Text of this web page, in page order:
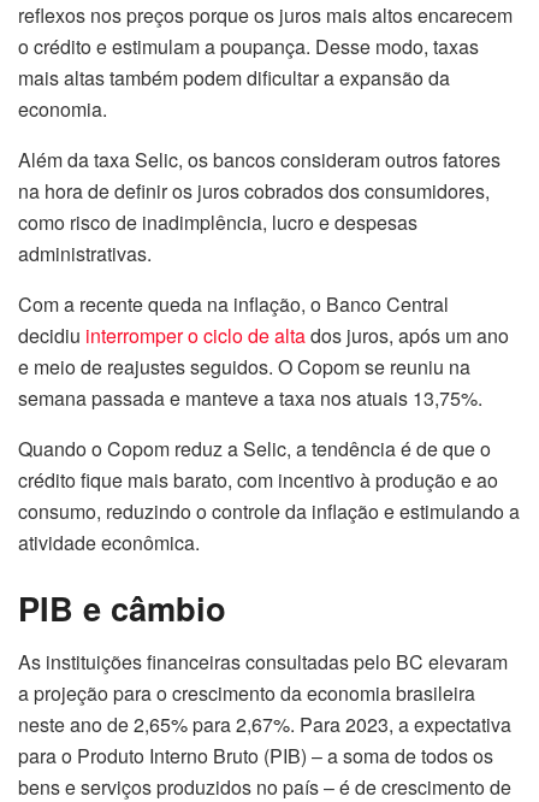
reflexos nos preços porque os juros mais altos encarecem
o crédito e estimulam a poupança. Desse modo, taxas
mais altas também podem dificultar a expansão da
economia.
Além da taxa Selic, os bancos consideram outros fatores
na hora de definir os juros cobrados dos consumidores,
como risco de inadimplência, lucro e despesas
administrativas.
Com a recente queda na inflação, o Banco Central
decidiu interromper o ciclo de altados juros, após um ano
e meio de reajustes seguidos. O Copom se reuniu na
semana passada e manteve a taxa nos atuais 13,75%.
Quando o Copom reduz a Selic, a tendência é de que o
crédito fique mais barato, com incentivo à produção e ao
consumo, reduzindo o controle da inflação e estimulando a
atividade econômica.
PIB e câmbio
As instituições financeiras consultadas pelo BC elevaram
a projeção para o crescimento da economia brasileira
neste ano de 2,65% para 2,67%. Para 2023, a expectativa
para o Produto Interno Bruto (PIB) – a soma de todos os
bens e serviços produzidos no país – é de crescimento de